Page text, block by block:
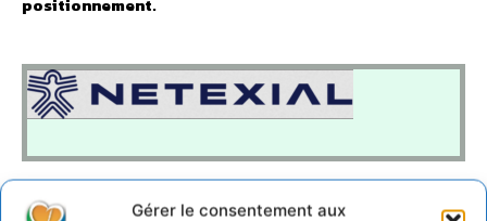
Gérer le consentement aux
https://www.netexial.com/rse-developpement-durable